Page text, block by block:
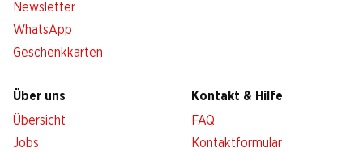
Newsletter
WhatsApp
Geschenkkarten
Über uns
Übersicht
Jobs
Kontakt & Hilfe
FAQ
Kontaktformular